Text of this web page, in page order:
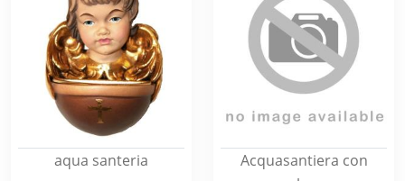
aqua santeria
Acquasantiera con